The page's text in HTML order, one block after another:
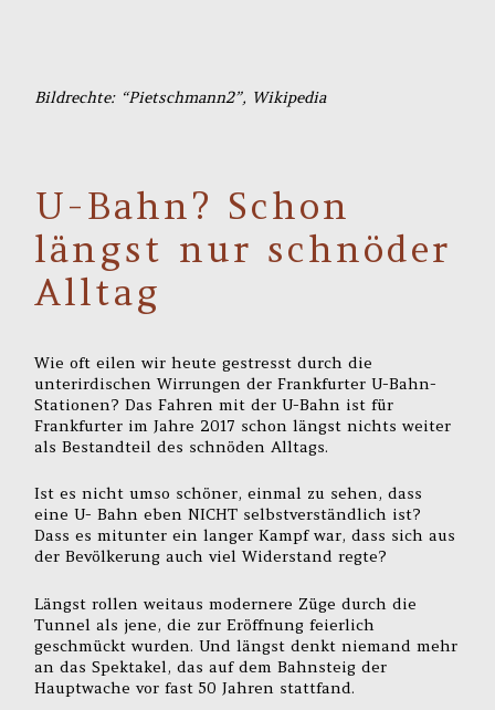
Bildrechte: “Pietschmann2”, Wikipedia
U-Bahn? Schon
längst nur schnöder
Alltag
Wie oft eilen wir heute gestresst durch die
unterirdischen Wirrungen der Frankfurter U-Bahn-
Stationen? Das Fahren mit der U-Bahn ist für
Frankfurter im Jahre 2017 schon längst nichts weiter
als Bestandteil des schnöden Alltags.
Ist es nicht umso schöner, einmal zu sehen, dass
eine U- Bahn eben NICHT selbstverständlich ist?
Dass es mitunter ein langer Kampf war, dass sich aus
der Bevölkerung auch viel Widerstand regte?
Längst rollen weitaus modernere Züge durch die
Tunnel als jene, die zur Eröffnung feierlich
geschmückt wurden. Und längst denkt niemand mehr
an das Spektakel, das auf dem Bahnsteig der
Hauptwache vor fast 50 Jahren stattfand.